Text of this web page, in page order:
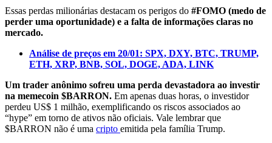
Essas perdas milionárias destacam os perigos do #FOMO (medo de
perder uma oportunidade) e a falta de informações claras no
mercado.
Análise de preços em 20/01: SPX, DXY, BTC, TRUMP,
ETH, XRP, BNB, SOL, DOGE, ADA, LINK
Um trader anônimo sofreu uma perda devastadora ao investir
na memecoin $BARRON. Em apenas duas horas, o investidor
perdeu US$ 1 milhão, exemplificando os riscos associados ao
“hype” em torno de ativos não oficiais. Vale lembrar que
$BARRON não é uma cripto emitida pela família Trump.